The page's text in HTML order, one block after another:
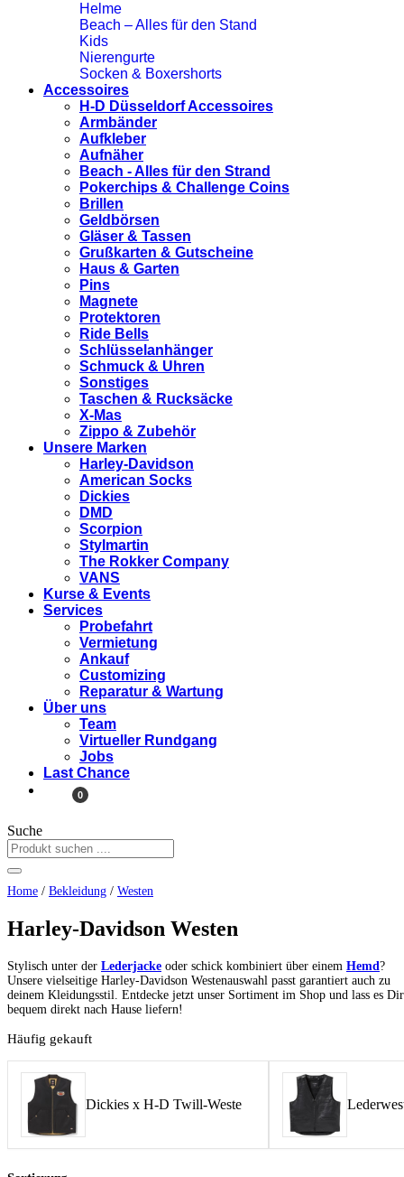
Helme
Beach – Alles für den Stand
Kids
Nierengurte
Socken & Boxershorts
Accessoires
H-D Düsseldorf Accessoires
Armbänder
Aufkleber
Aufnäher
Beach - Alles für den Strand
Pokerchips & Challenge Coins
Brillen
Geldbörsen
Gläser & Tassen
Grußkarten & Gutscheine
Haus & Garten
Pins
Magnete
Protektoren
Ride Bells
Schlüsselanhänger
Schmuck & Uhren
Sonstiges
Taschen & Rucksäcke
X-Mas
Zippo & Zubehör
Unsere Marken
Harley-Davidson
American Socks
Dickies
DMD
Scorpion
Stylmartin
The Rokker Company
VANS
Kurse & Events
Services
Probefahrt
Vermietung
Ankauf
Customizing
Reparatur & Wartung
Über uns
Team
Virtueller Rundgang
Jobs
Last Chance
0
Suche
Home / Bekleidung / Westen
Harley-Davidson Westen
Stylisch unter der Lederjacke oder schick kombiniert über einem Hemd?
Unsere vielseitige Harley-Davidson Westenauswahl passt garantiert auch zu
deinem Kleidungsstil. Entdecke jetzt unser Sortiment im Shop und lass es Dir
bequem direkt nach Hause liefern!
Häufig gekauft
Dickies x H-D Twill-Weste